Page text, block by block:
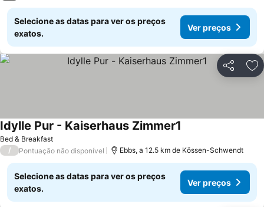
Selecione as datas para ver os preços
exatos.
Ver preços
Partilhar
Bed & Breakfast
Idylle Pur - Kaiserhaus Zimmer1
/ Pontuação não disponível Ebbs, a 12.5 km de Kössen-Schwendt
Selecione as datas para ver os preços
exatos.
Ver preços